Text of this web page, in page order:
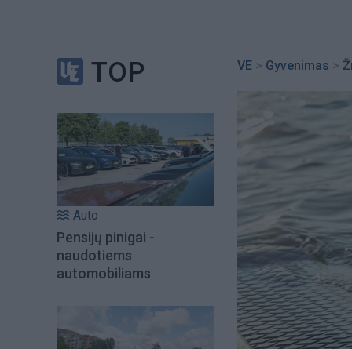
TOP
Auto
Pensijų pinigai -
naudotiems
automobiliams
VE > Gyvenimas >